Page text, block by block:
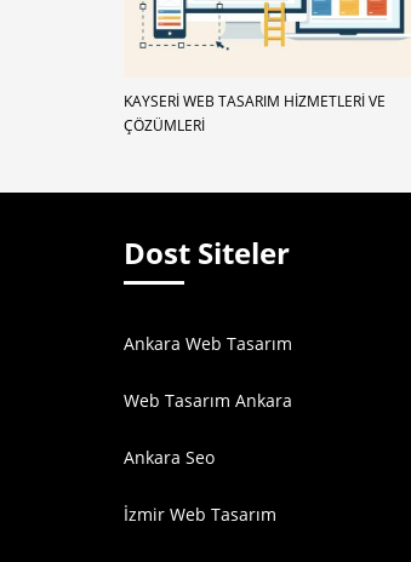
KAYSERI WEB TASARIM HIZMETLERI VE
ÇÖZÜMLERI
Dost Siteler
Ankara Web Tasarım
Web Tasarım Ankara
Ankara Seo
İzmir Web Tasarım